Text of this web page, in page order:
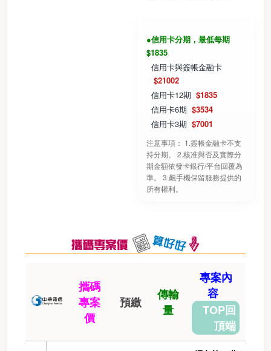
●信用卡分期，最低每期
$1835
信用卡與簽帳金融卡
$21002
信用卡12期 $1835
信用卡6期 $3534
信用卡3期 $7001
注意事項： 1.簽帳金融卡不支
持分期。 2.核准與否及實際分
期金額依發卡銀行/平台回覆為
準。 3.飆手機保留服務提供的
所有權利。
攜碼
專案
價
預繳
傳輸
量
專案內
容
TOP回
頂端